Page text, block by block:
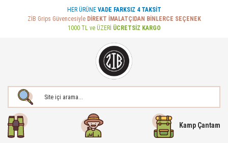
HER ÜRÜNE VADE FARKSIZ 4 TAKSİT
ZİB Grips Güvencesiyle DİREKT İMALATÇIDAN BİNLERCE SEÇENEK
1000 TL ve ÜZERİ ÜCRETSİZ KARGO
Kamp Çantam